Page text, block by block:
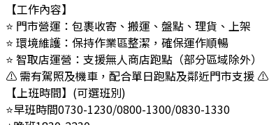
【工作內容】
⭐️ 門市營運：包裹收寄、搬運、盤點、理貨、上架
⭐️ 環境維護：保持作業區整潔，確保運作順暢
⭐️ 智取店運營：支援無人商店跑點（部分區域除外）
⚠️ 需有駕照及機車，配合單日跑點及鄰近門市支援 ⚠️
【上班時間】(可選班別)
⭐️早班時間0730-1230/0800-1300/0830-1330